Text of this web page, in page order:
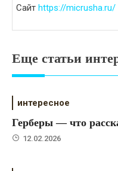
Сайт https://micrusha.ru/
Еще статьи
интересное
Герберы — что
12.02.2026